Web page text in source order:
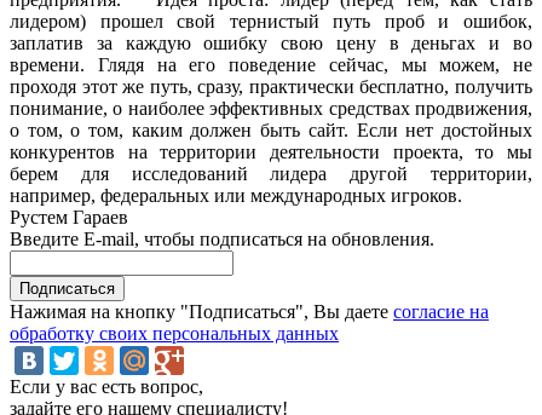
лидером) прошел свой тернистый путь проб и ошибок,
заплатив за каждую ошибку свою цену в деньгах и во
времени. Глядя на его поведение сейчас, мы можем, не
проходя этот же путь, сразу, практически бесплатно, получить
понимание, о наиболее эффективных средствах продвижения,
о том, о том, каким должен быть сайт. Если нет достойных
конкурентов на территории деятельности проекта, то мы
берем для исследований лидера другой территории,
например, федеральных или международных игроков.
Рустем Гараев
Введите E-mail, чтобы подписаться на обновления.
Нажимая на кнопку "Подписаться", Вы даете согласие на
обработку своих персональных данных
Если у вас есть вопрос,
задайте его нашему специалисту!